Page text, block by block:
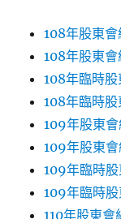
108年股東會
108年股東會
108年臨時
108年臨時股
109年股東
109年股東會
109年臨時
109年臨時
110年股東會